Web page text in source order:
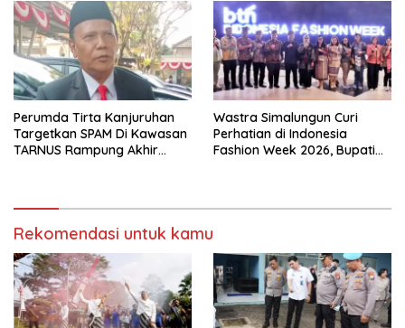
Mendatang
Perumda Tirta Kanjuruhan
Targetkan SPAM Di Kawasan
TARNUS Rampung Akhir
Wastra Simalungun Curi
Perhatian di Indonesia
Fashion Week 2026, Bupati
Rekomendasi untuk kamu